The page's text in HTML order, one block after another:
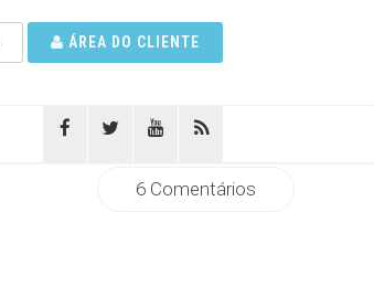
ÁREA DO CLIENTE
6 Comentários